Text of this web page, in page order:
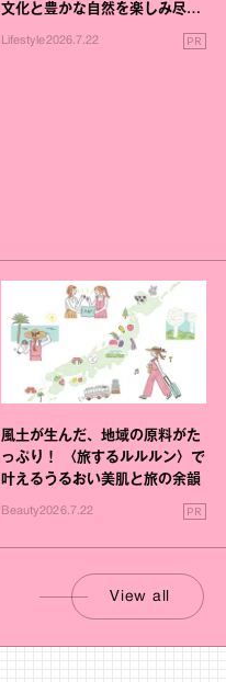
文化と豊かな自然を楽しみ尽く
Lifestyle2026.7.22 PR
風土が生んだ、地域の原料がた
っぷり！ 〈旅するルルルン〉で
叶えるうるおい美肌と旅の余韻
Beauty2026.7.22 PR
View all